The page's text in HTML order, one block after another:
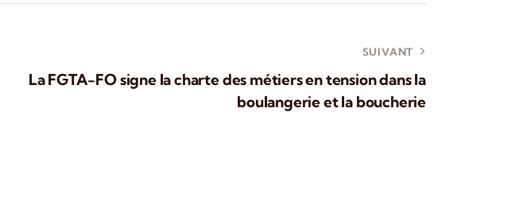
SUIVANT
La FGTA-FO signe la charte des métiers en tension dans la
boulangerie et la boucherie